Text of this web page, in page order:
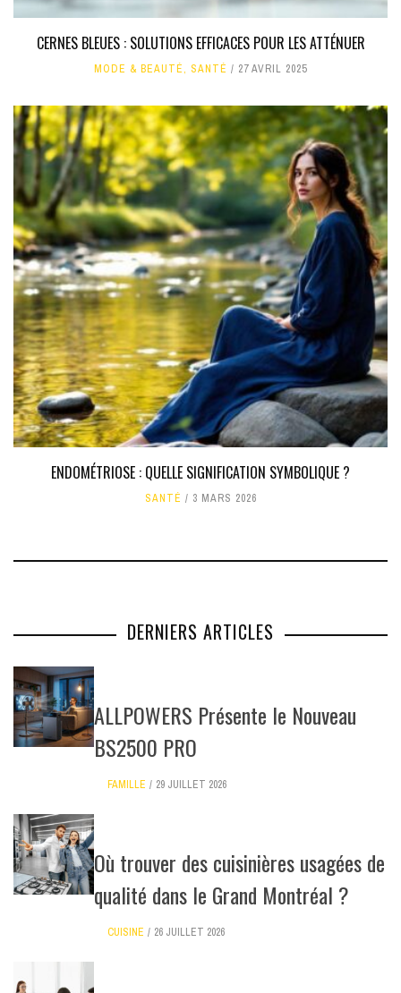
CERNES BLEUES : SOLUTIONS EFFICACES POUR LES ATTÉNUER
MODE & BEAUTÉ, SANTÉ 27 AVRIL 2025
ENDOMÉTRIOSE : QUELLE SIGNIFICATION SYMBOLIQUE ?
SANTÉ 3 MARS 2026
DERNIERS ARTICLES
ALLPOWERS Présente le Nouveau
BS2500 PRO
FAMILLE 29 JUILLET 2026
Où trouver des cuisinières usagées de
qualité dans le Grand Montréal ?
CUISINE 26 JUILLET 2026